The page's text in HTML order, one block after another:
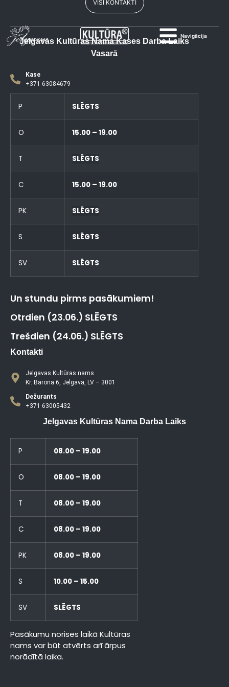
Navigācija
VISI KONTAKTI
Jelgavas Kultūras Nama Kases Darba Laiks
Vasarā
Kase
+371 63084679
P SLĒGTS
O 15.00 – 19.00
T SLĒGTS
C 15.00 – 19.00
PK SLĒGTS
S SLĒGTS
SV SLĒGTS
Un stundu pirms pasākumiem!
Otrdien (23.06.) SLĒGTS
Trešdien (24.06.) SLĒGTS
Kontakti
Jelgavas Kultūras nams
Kr. Barona 6, Jelgava, LV – 3001
Dežurants
+371 63005432
Jelgavas Kultūras Nama Darba Laiks
P 08.00 – 19.00
O 08.00 – 19.00
T 08.00 – 19.00
C 08.00 – 19.00
PK 08.00 – 19.00
S 10.00 – 15.00
SV SLĒGTS
Pasākumu norises laikā Kultūras
nams var būt atvērts arī ārpus
norādītā laika.